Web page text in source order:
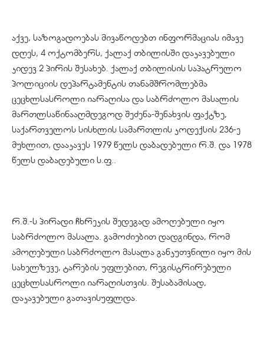
აქვე, საზოგადოებას მივაწოდებთ ინფორმაციას იმავე
დღეს, 4 ოქტომბერს, ქალაქ თბილისში დაკავებული
კიდევ 2 პირის შესახებ. ქალაქ თბილისის საპატრულო
პოლიციის დეპარტამენტის თანამშრომლებმა
ცეცხლსასროლი იარაღისა და საბრძოლო მასალის
მართლსაწინააღმდეგოდ შეძენა-შენახვის ფაქტზე,
საქართველოს სისხლის სამართლის კოდექსის 236-ე
მუხლით, დააკავეს 1979 წელს დაბადებული რ.შ. და 1978
წელს დაბადებული ს.ფ..
რ.შ.-ს პირადი ჩხრეკის შედეგად ამოღებული იყო
საბრძოლო მასალა. გამოძიებით დადგინდა, რომ
ამოღებული საბრძოლო მასალა განკუთვნილი იყო მის
სახელზევე, ტარების უფლებით, რეგისტრირებული
ცეცხლსასროლი იარაღისთვის. შესაბამისად,
დაკავებული გათავისუფლდა.